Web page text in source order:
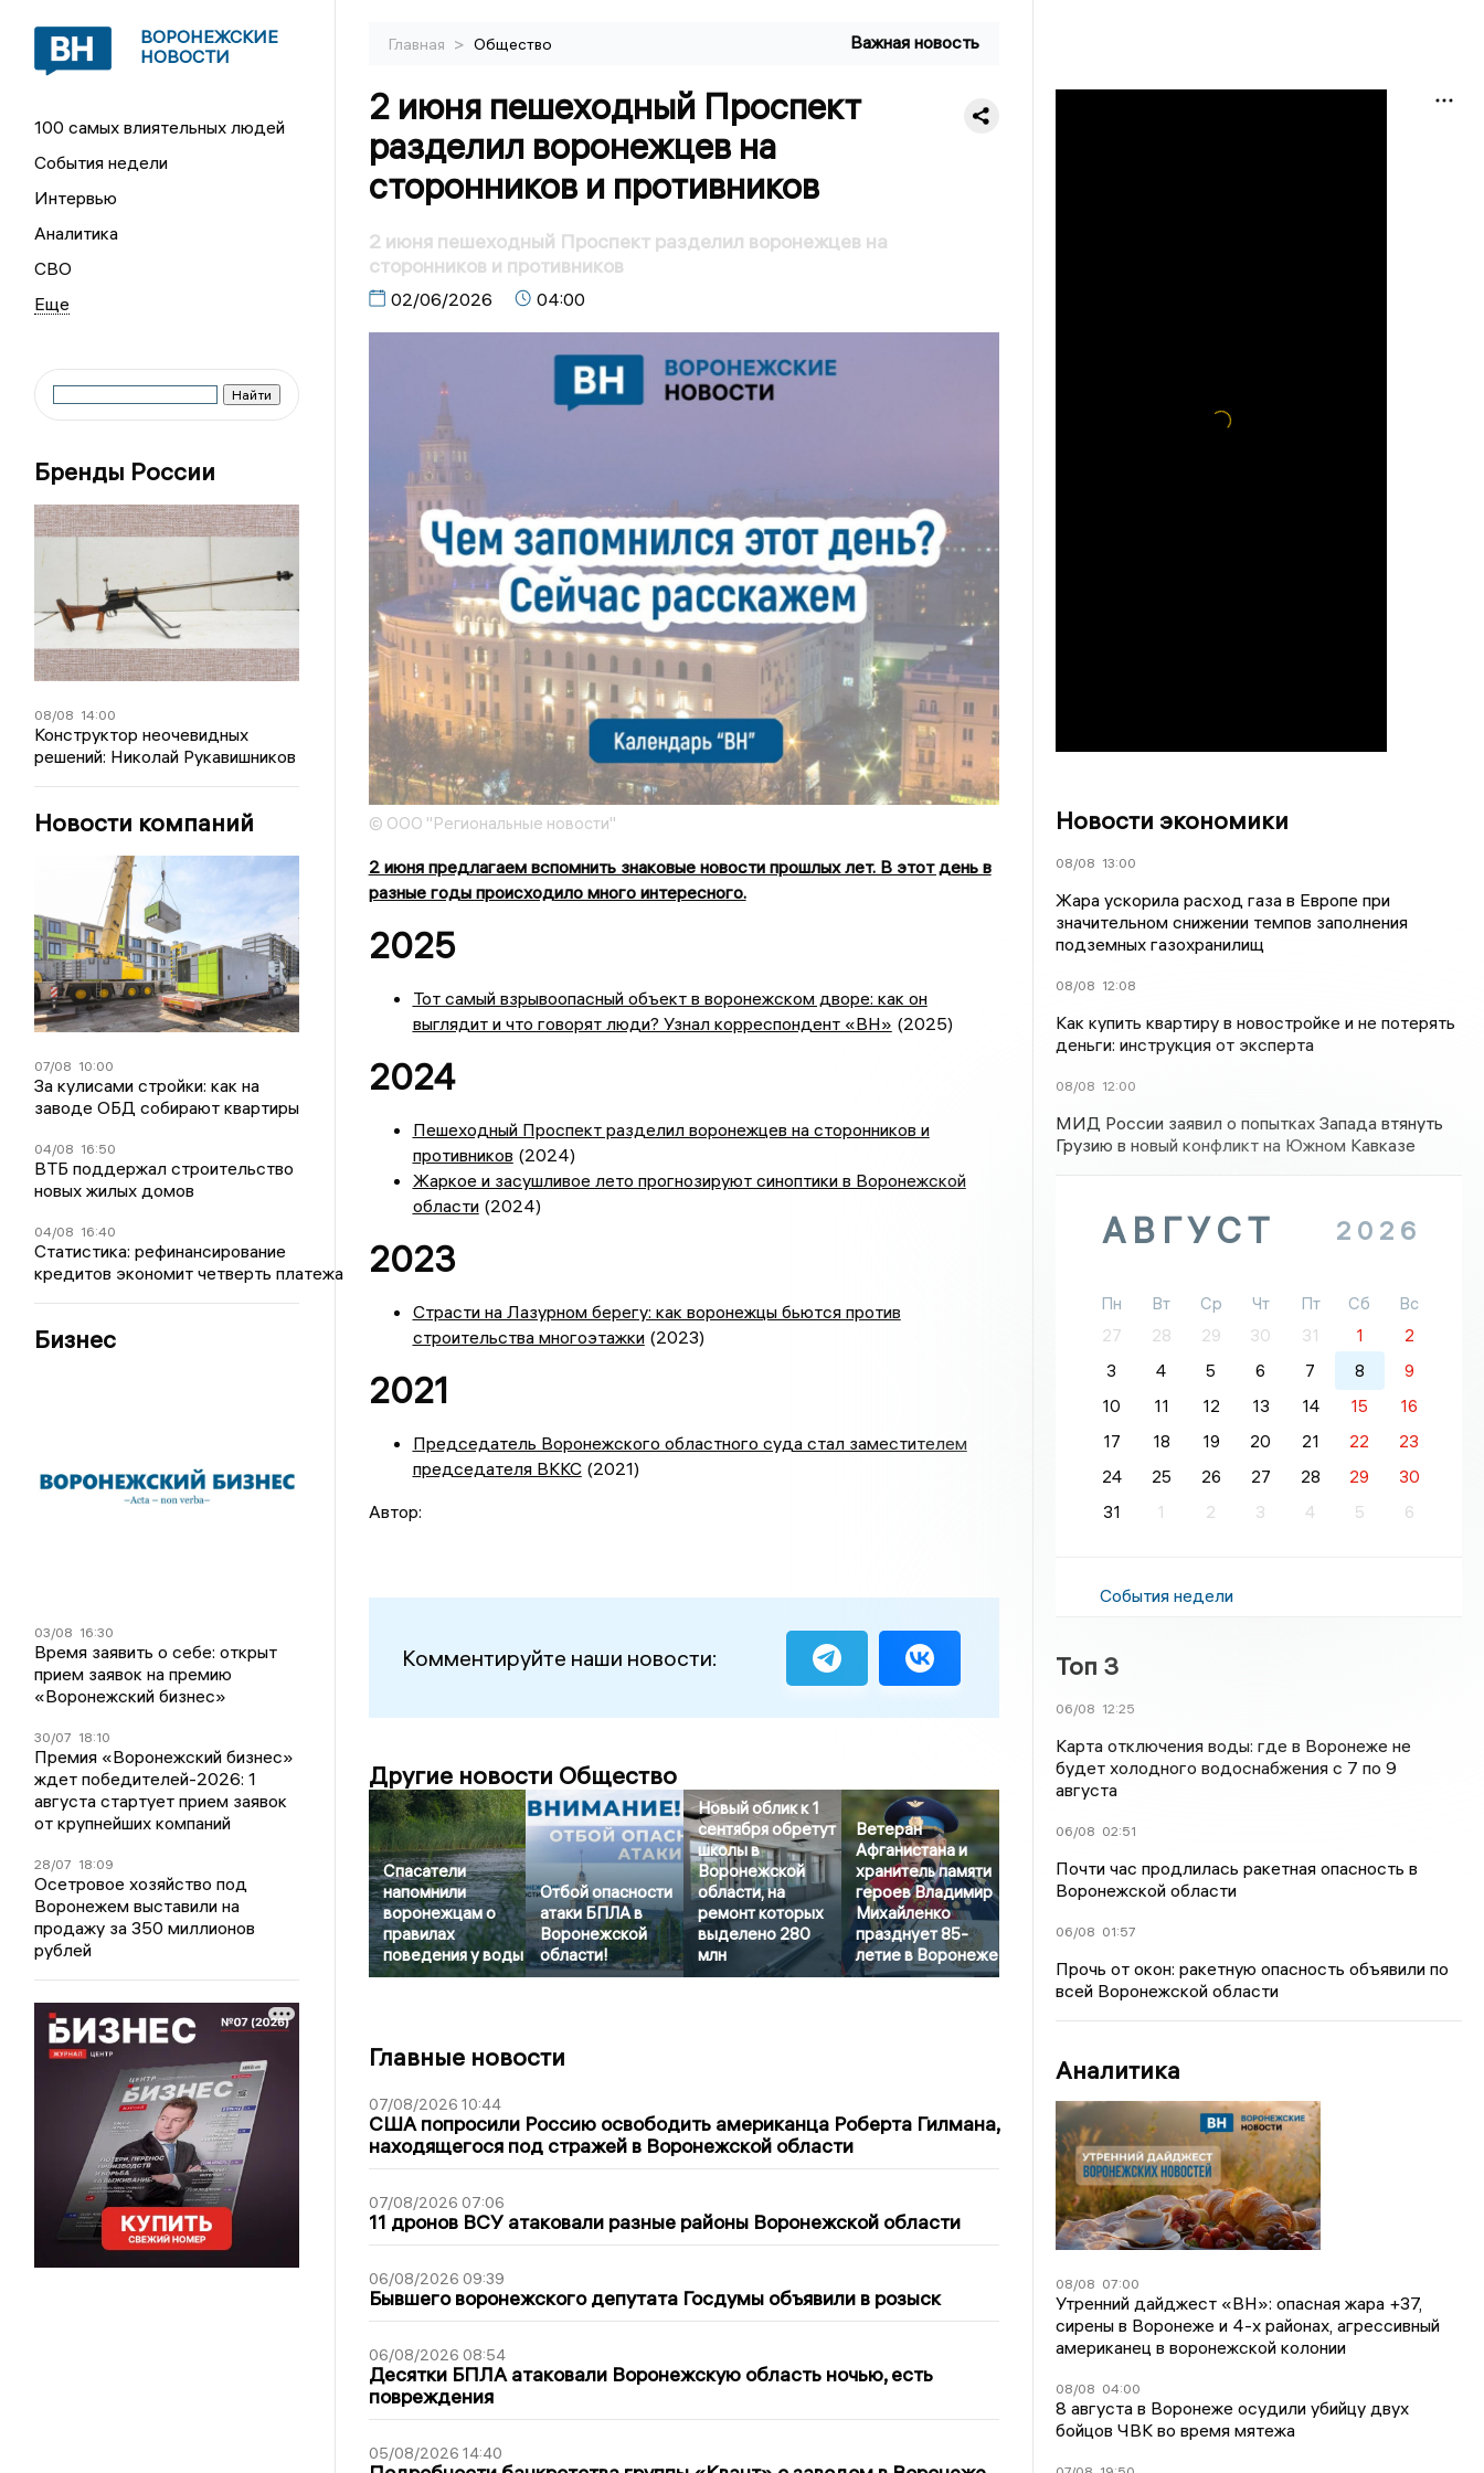
ВОРОНЕЖСКИЕ
НОВОСТИ
100 самых влиятельных людей
События недели
Интервью
Аналитика
СВО
Бренды России
08/08 14:00
Конструктор неочевидных
решений: Николай Рукавишников
Новости компаний
07/08 10:00
За кулисами стройки: как на
заводе ОБД собирают квартиры
04/08 16:50
ВТБ поддержал строительство
новых жилых домов
04/08 16:40
Статистика: рефинансирование
кредитов экономит четверть платежа
Бизнес
03/08 16:30
Время заявить о себе: открыт
прием заявок на премию
«Воронежский бизнес»
30/07 18:10
Премия «Воронежский бизнес»
ждет победителей-2026: 1
августа стартует прием заявок
от крупнейших компаний
28/07 18:09
Осетровое хозяйство под
Воронежем выставили на
продажу за 350 миллионов
рублей
Главная > Общество Важная новость
2 июня пешеходный Проспект
разделил воронежцев на
сторонников и противников
2 июня пешеходный Проспект разделил воронежцев на
сторонников и противников
02/06/2026 04:00
© ООО "Региональные новости"
2 июня предлагаем вспомнить знаковые новости прошлых лет. В этот день в
разные годы происходило много интересного.
2025
Тот самый взрывоопасный объект в воронежском дворе: как он
выглядит и что говорят люди? Узнал корреспондент «ВН» (2025)
2024
Пешеходный Проспект разделил воронежцев на сторонников и
противников (2024)
Жаркое и засушливое лето прогнозируют синоптики в Воронежской
области(2024)
2023
Страсти на Лазурном берегу: как воронежцы бьются против
строительства многоэтажки(2023)
2021
Председатель Воронежского областного суда стал заместителем
председателя ВККС(2021)
Автор:
Комментируйте наши новости:
Другие новости Общество
Спасатели
напомнили
воронежцам о
правилах
поведения у воды
Отбой опасности
атаки БПЛА в
Воронежской
области!
Новый облик к 1
сентября обретут
школы в
Воронежской
области, на
ремонт которых
выделено 280
млн
Ветеран
Афганистана и
хранитель памяти
героев Владимир
Михайленко
празднует 85-
летие в Воронеже
Главные новости
07/08/2026 10:44
США попросили Россию освободить американца Роберта Гилмана,
находящегося под стражей в Воронежской области
07/08/2026 07:06
11 дронов ВСУ атаковали разные районы Воронежской области
06/08/2026 09:39
Бывшего воронежского депутата Госдумы объявили в розыск
06/08/2026 08:54
Десятки БПЛА атаковали Воронежскую область ночью, есть
повреждения
05/08/2026 14:40
Новости экономики
08/08 13:00
Жара ускорила расход газа в Европе при
значительном снижении темпов заполнения
подземных газохранилищ
08/08 12:08
Как купить квартиру в новостройке и не потерять
деньги: инструкция от эксперта
08/08 12:00
МИД России заявил о попытках Запада втянуть
Грузию в новый конфликт на Южном Кавказе
АВГУСТ 2026
Пн Вт Ср Чт Пт Сб
Вс
27
28 29 30 31 1
2
3
4 5 6 7 8
9
10
11 12 13 14 15
16
17
18 19 20 21 22
23
24
25 26 27 28 29
30
31
1 2 3 4 5 6
События недели
Топ 3
06/08 12:25
Карта отключения воды: где в Воронеже не
будет холодного водоснабжения с 7 по 9
августа
06/08 02:51
Почти час продлилась ракетная опасность в
Воронежской области
06/08 01:57
Прочь от окон: ракетную опасность объявили по
всей Воронежской области
Аналитика
08/08 07:00
Утренний дайджест «ВН»: опасная жара +37,
сирены в Воронеже и 4-х районах, агрессивный
американец в воронежской колонии
08/08 04:00
8 августа в Воронеже осудили убийцу двух
бойцов ЧВК во время мятежа